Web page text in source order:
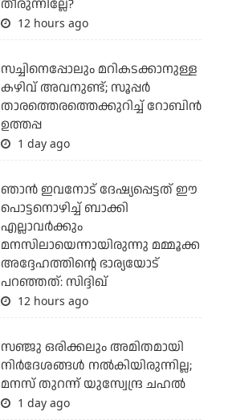
തീരുന്നില്ലേ?
12 hours ago
സച്ചിനെപ്പോലും മറികടക്കാനുള്ള
കഴിവ് അവനുണ്ട്; സൂപ്പര്‍
താരത്തെരത്തെക്കുറിച്ച് റോബിന്‍
ഉത്തപ്പ
1 day ago
ഞാന്‍ ഇവനോട് ദേഷ്യപ്പെട്ടത് ഈ
പൊട്ടനൊഴിച്ച് ബാക്കി
എല്ലാവര്‍ക്കും
മനസിലായെന്നായിരുന്നു മമ്മൂക്ക
അദ്ദേഹത്തിന്റെ ഭാര്യയോട്
പറഞ്ഞത്: സിദ്ദിഖ്
12 hours ago
സഞ്ജു ഒരിക്കലും അമിതമായി
നിര്‍ദേശങ്ങള്‍ നല്‍കിയിരുന്നില്ല;
മനസ് തുറന്ന് യുസ്വേന്ദ്ര ചഹല്‍
1 day ago